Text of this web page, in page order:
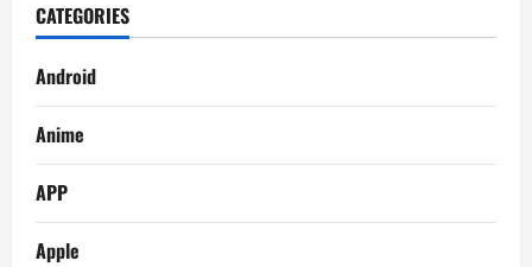
CATEGORIES
Android
Anime
APP
Apple